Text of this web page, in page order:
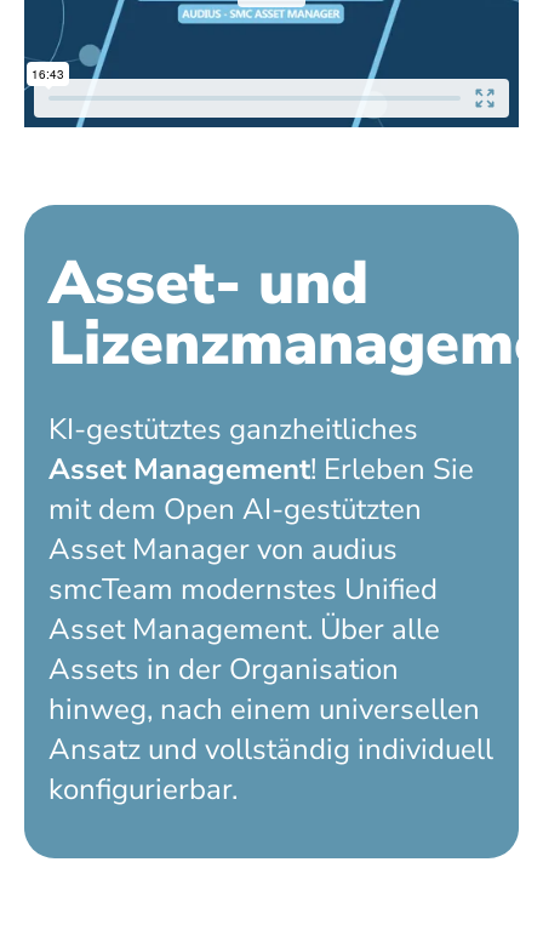
Asset- und
KI-gestütztes ganzheitliches
Asset Management! Erleben Sie
mit dem Open AI-gestützten
Asset Manager von audius
smcTeam modernstes Unified
Asset Management. Über alle
Assets in der Organisation
hinweg, nach einem universellen
Ansatz und vollständig individuell
konfigurierbar.